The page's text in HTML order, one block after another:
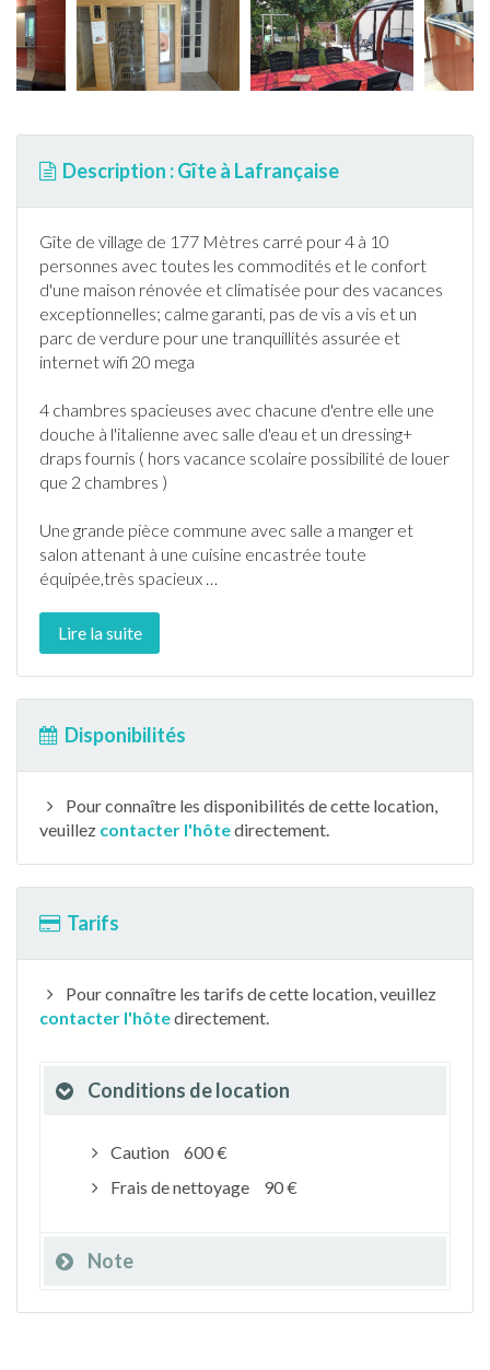
Description : Gîte à Lafrançaise
Gîte de village de 177 Mètres carré pour 4 à 10
personnes avec toutes les commodités et le confort
d'une maison rénovée et climatisée pour des vacances
exceptionnelles; calme garanti, pas de vis a vis et un
parc de verdure pour une tranquillités assurée et
internetwifi 20 mega
4 chambres spacieuses avec chacune d'entre elle une
douche à l'italienne avec salle d'eau et un dressing+
draps fournis ( hors vacance scolaire possibilité de louer
que 2 chambres )
Une grande pièce commune avec salle a manger et
salon attenant à une cuisine encastrée toute
équipée,très spacieux …
Lire la suite
Disponibilités
Pour connaître les disponibilités de cette location,
veuillez contacter l'hôtedirectement.
Tarifs
Pour connaître les tarifs de cette location, veuillez
contacter l'hôtedirectement.
Conditions de location
Caution
600 €
Frais de nettoyage
90 €
Note